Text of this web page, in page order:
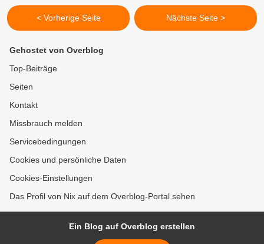
< Vorherige Seite Nächste Seite >
Gehostet von Overblog
Top-Beiträge
Seiten
Kontakt
Missbrauch melden
Servicebedingungen
Cookies und persönliche Daten
Cookies-Einstellungen
Das Profil von Nix auf dem Overblog-Portal sehen
Ein Blog auf Overblog erstellen